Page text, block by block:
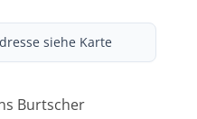
siehe Karte
Burtscher